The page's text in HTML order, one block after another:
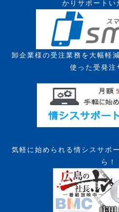
かりサポートい
卸企業様の受注業務を大幅軽
使った受発注
気軽に始められる情シスサポ
ら！